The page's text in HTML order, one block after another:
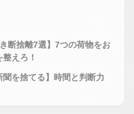
断捨離7選】7つの荷物をお
えろ！
を捨てる】時間と判断力